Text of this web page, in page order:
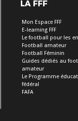
LA FFF
Mon Espace FFF
E-learning FFF
Le football pour les
Football amateur
Football Féminin
Guides dédiés au
amateur
Le Programme
fédéral
FAFA